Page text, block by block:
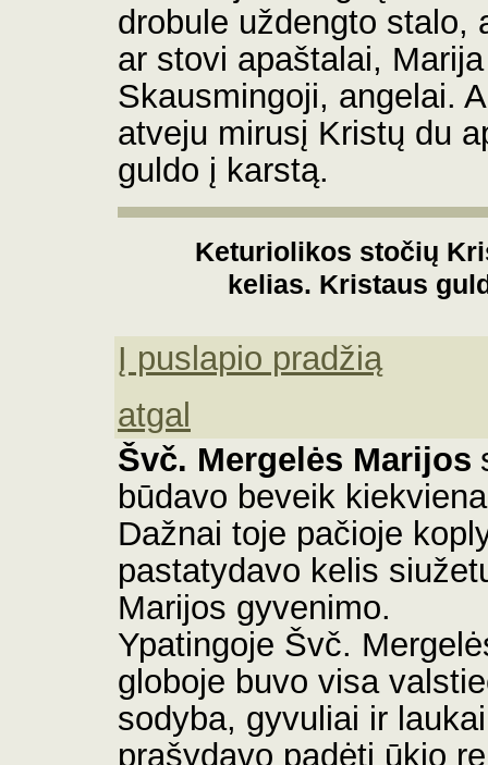
drobule uždengto stalo,
ar stovi apaštalai, Marija
Skausmingoji, angelai.
atveju mirusį Kristų du
guldo į karstą.
Keturiolikos stočių
kelias. Kristaus
Į puslapio pradžią
atgal
Švč. Mergelės Marijos
būdavo beveik
Dažnai toje pačioje
pastatydavo kelis
Marijos gyvenimo.
Ypatingoje Švč.
globoje buvo visa
sodyba, gyvuliai ir
prašydavo padėti ūkio